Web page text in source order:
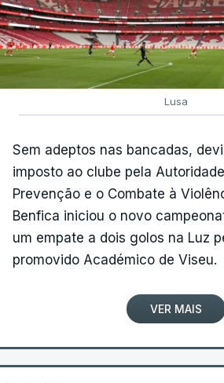
Lusa
Sem adeptos nas bancadas,
imposto ao clube pela
Prevenção e o Combate à
Benfica iniciou o novo
um empate a dois golos na Luz
promovido Académico de Viseu.
VER MAIS